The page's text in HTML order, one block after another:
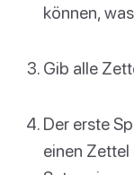
können,
Gib alle
Der erste
einen